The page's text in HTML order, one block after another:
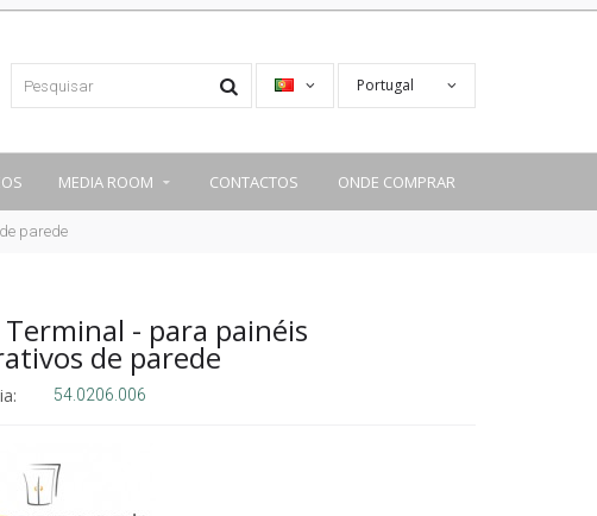
Portugal
MEDIA ROOM CONTACTOS ONDE COMPRAR
parede
- para painéis
de parede
54.0206.006